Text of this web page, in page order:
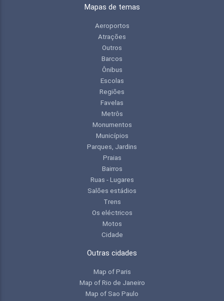
Mapas de temas
Aeroportos
Atrações
Outros
Barcos
Ônibus
Escolas
Regiões
Favelas
Metrôs
Monumentos
Municípios
Parques, Jardins
Praias
Bairros
Ruas - Lugares
Salões estádios
Trens
Os eléctricos
Motos
Cidade
Outras cidades
Map of Paris
Map of Rio de Janeiro
Map of Sao Paulo